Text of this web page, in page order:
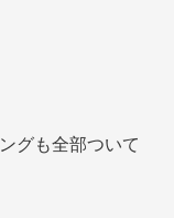
グも全部ついて